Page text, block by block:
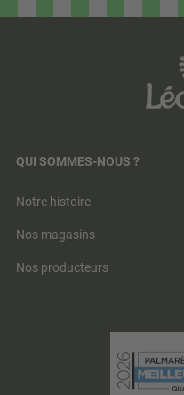
QUI SOMMES-NOUS ?
Notre histoire
Nos magasins
Nos producteurs